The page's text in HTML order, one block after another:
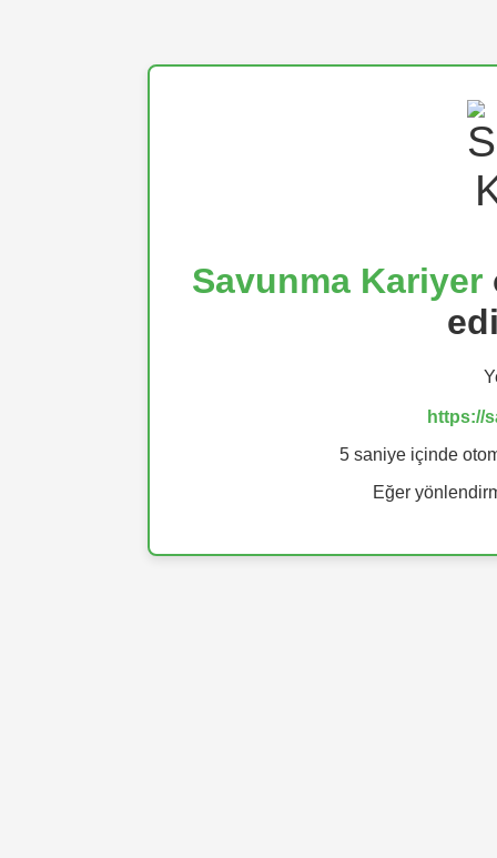
Savunma Kariyer
https://
5 saniye içinde
Eğer